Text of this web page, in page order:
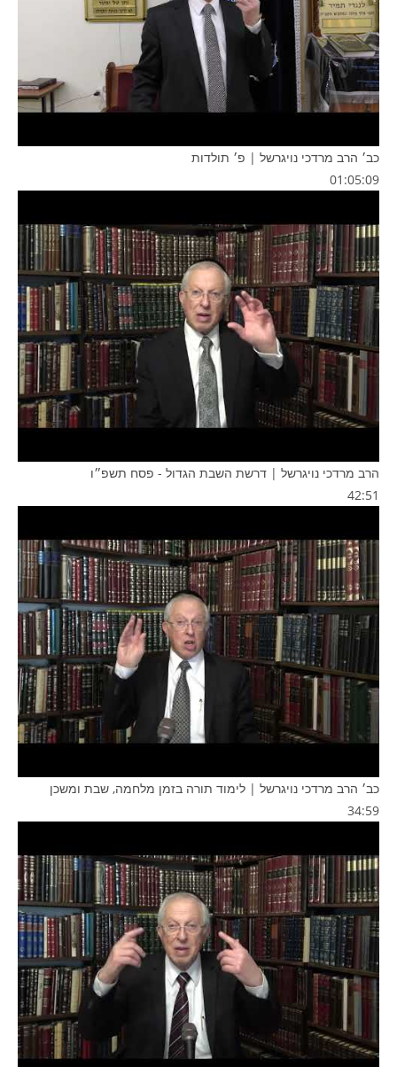
כב׳ הרב מרדכי נויגרשל | פ׳ תולדות
01:05:09
הרב מרדכי נויגרשל | דרשת השבת הגדול - פסח תשפ״ו
42:51
כב׳ הרב מרדכי נויגרשל | לימוד תורה בזמן מלחמה, שבת ומשכן
34:59